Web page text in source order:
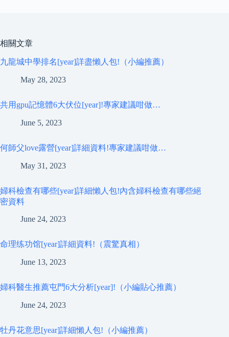
相關文章
九龍城中學排名[year]詳盡懶人包!（小編推薦）
May 28, 2023
共用gpu記憶體6大伏位[year]!專家建議咁做…
June 5, 2023
何師父love露營[year]詳細資料!專家建議咁做…
May 31, 2023
婦科檢查有哪些[year]詳細懶人包!內含婦科檢查有哪些絕
密資料
June 24, 2023
命理练功馆[year]詳細資料!（震驚真相）
June 13, 2023
婦科醫生推薦屯門6大分析[year]!（小編貼心推薦）
June 24, 2023
牡丹花意思[year]詳細懶人包!（小編推薦）